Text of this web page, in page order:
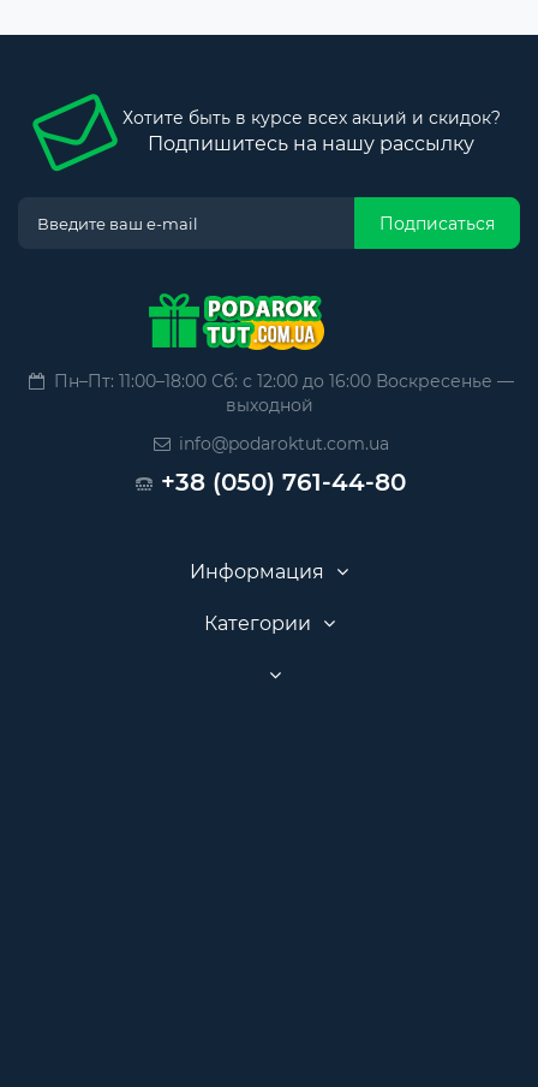
Хотите быть в курсе всех акций и скидок?
Подпишитесь на нашу рассылку
Подписаться
Пн–Пт: 11:00–18:00 Сб: с 12:00 до 16:00 Воскресенье —
выходной
info@podaroktut.com.ua
+38 (050) 761-44-80
Информация
Категории